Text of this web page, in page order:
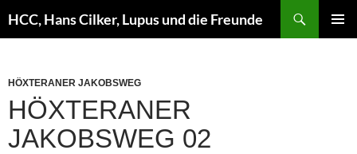
Inhalt
HCC, Hans Cilker, Lupus und die Freunde
HÖXTERANER JAKOBSWEG
HÖXTERANER
JAKOBSWEG 02